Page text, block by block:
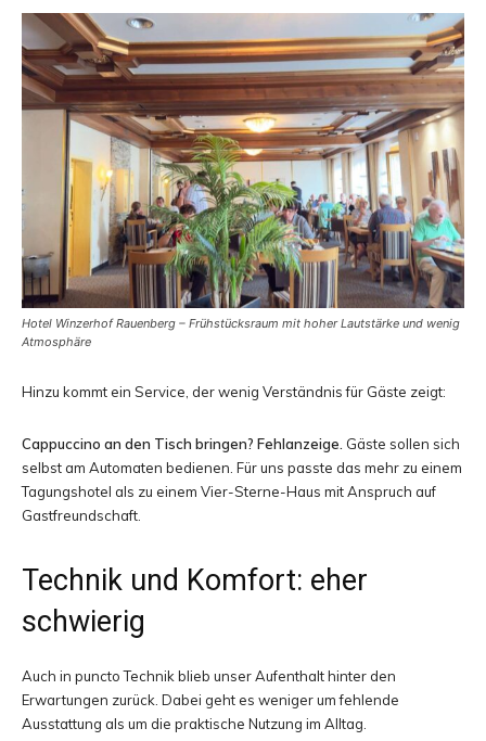
Hotel Winzerhof Rauenberg – Frühstücksraum mit hoher Lautstärke und wenig
Atmosphäre
Hinzu kommt ein Service, der wenig Verständnis für Gäste zeigt:
Cappuccino an den Tisch bringen? Fehlanzeige. Gäste sollen sich
selbst am Automaten bedienen. Für uns passte das mehr zu einem
Tagungshotel als zu einem Vier-Sterne-Haus mit Anspruch auf
Gastfreundschaft.
Technik und Komfort: eher
schwierig
Auch in puncto Technik blieb unser Aufenthalt hinter den
Erwartungen zurück. Dabei geht es weniger um fehlende
Ausstattung als um die praktische Nutzung im Alltag.